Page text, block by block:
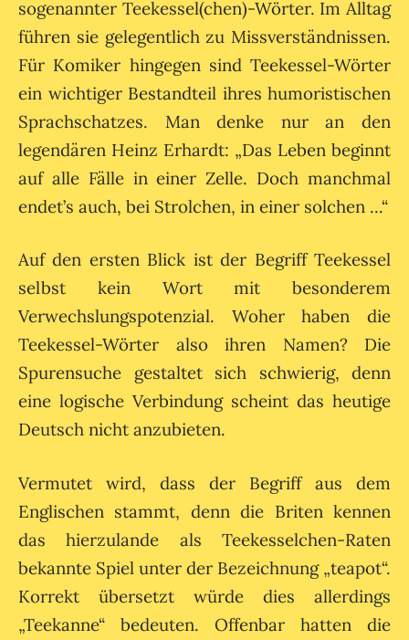
sogenannter Teekessel(chen)-Wörter. Im Alltag
führen sie gelegentlich zu Missverständnissen.
Für Komiker hingegen sind Teekessel-Wörter
ein wichtiger Bestandteil ihres humoristischen
Sprachschatzes. Man denke nur an den
legendären Heinz Erhardt: „Das Leben beginnt
auf alle Fälle in einer Zelle. Doch manchmal
endet’s auch, bei Strolchen, in einer solchen ...“
Auf den ersten Blick ist der Begriff Teekessel
selbst kein Wort mit besonderem
Verwechslungspotenzial. Woher haben die
Teekessel-Wörter also ihren Namen? Die
Spurensuche gestaltet sich schwierig, denn
eine logische Verbindung scheint das heutige
Deutsch nicht anzubieten.
Vermutet wird, dass der Begriff aus dem
Englischen stammt, denn die Briten kennen
das hierzulande als Teekesselchen-Raten
bekannte Spiel unter der Bezeichnung „teapot“.
Korrekt übersetzt würde dies allerdings
„Teekanne“ bedeuten. Offenbar hatten die